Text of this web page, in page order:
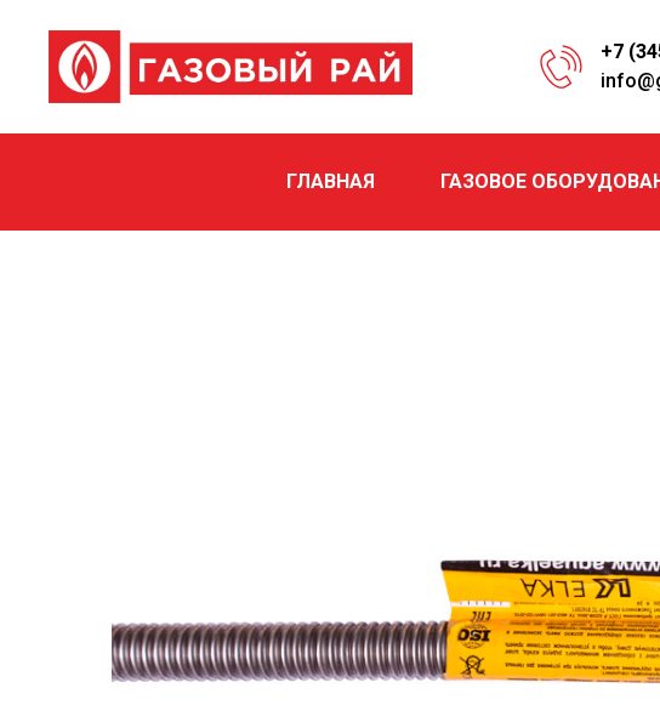
+7
ГЛАВНАЯ ГАЗОВОЕ